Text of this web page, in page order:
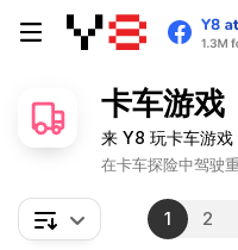
卡车游戏
来 Y8 玩卡车游戏
在卡车探险中驾驶
1 2